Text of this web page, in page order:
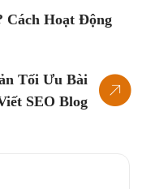
Cách Hoạt Động
Tối Ưu Bài
SEO Blog